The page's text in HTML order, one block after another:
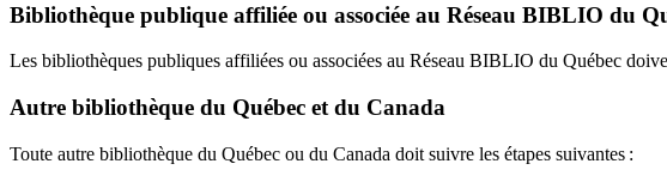
Bibliothèque publique affiliée ou associée au Réseau BIBLIO du
Les bibliothèques publiques affiliées ou associées au Réseau BIBLIO du Québec
Autre bibliothèque du Québec et du Canada
Toute autre bibliothèque du Québec ou du Canada doit suivre les étapes suivantes :